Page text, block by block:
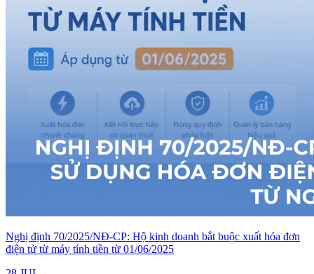
Nghị định 70/2025/NĐ-CP: Hộ kinh doanh bắt buộc xuất hóa đơn
điện tử từ máy tính tiền từ 01/06/2025